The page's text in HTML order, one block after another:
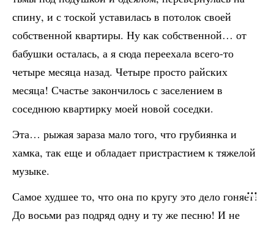
спину, и с тоской уставилась в потолок своей
собственной квартиры. Ну как собственной… от
бабушки осталась, а я сюда переехала всего-то
четыре месяца назад. Четыре просто райских
месяца! Счастье закончилось с заселением в
соседнюю квартирку моей новой соседки.
Эта… рыжая зараза мало того, что грубиянка и
хамка, так еще и обладает пристрастием к тяжелой
музыке.
Самое худшее то, что она по кругу это дело гоняет!
До восьми раз подряд одну и ту же песню! И не